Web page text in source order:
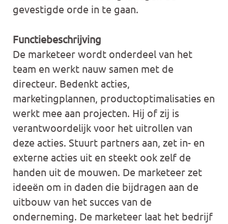
gevestigde orde in te gaan.
Functiebeschrijving
De marketeer wordt onderdeel van het
team en werkt nauw samen met de
directeur. Bedenkt acties,
marketingplannen, productoptimalisaties en
werkt mee aan projecten. Hij of zij is
verantwoordelijk voor het uitrollen van
deze acties. Stuurt partners aan, zet in- en
externe acties uit en steekt ook zelf de
handen uit de mouwen. De marketeer zet
ideeën om in daden die bijdragen aan de
uitbouw van het succes van de
onderneming. De marketeer laat het bedrijf